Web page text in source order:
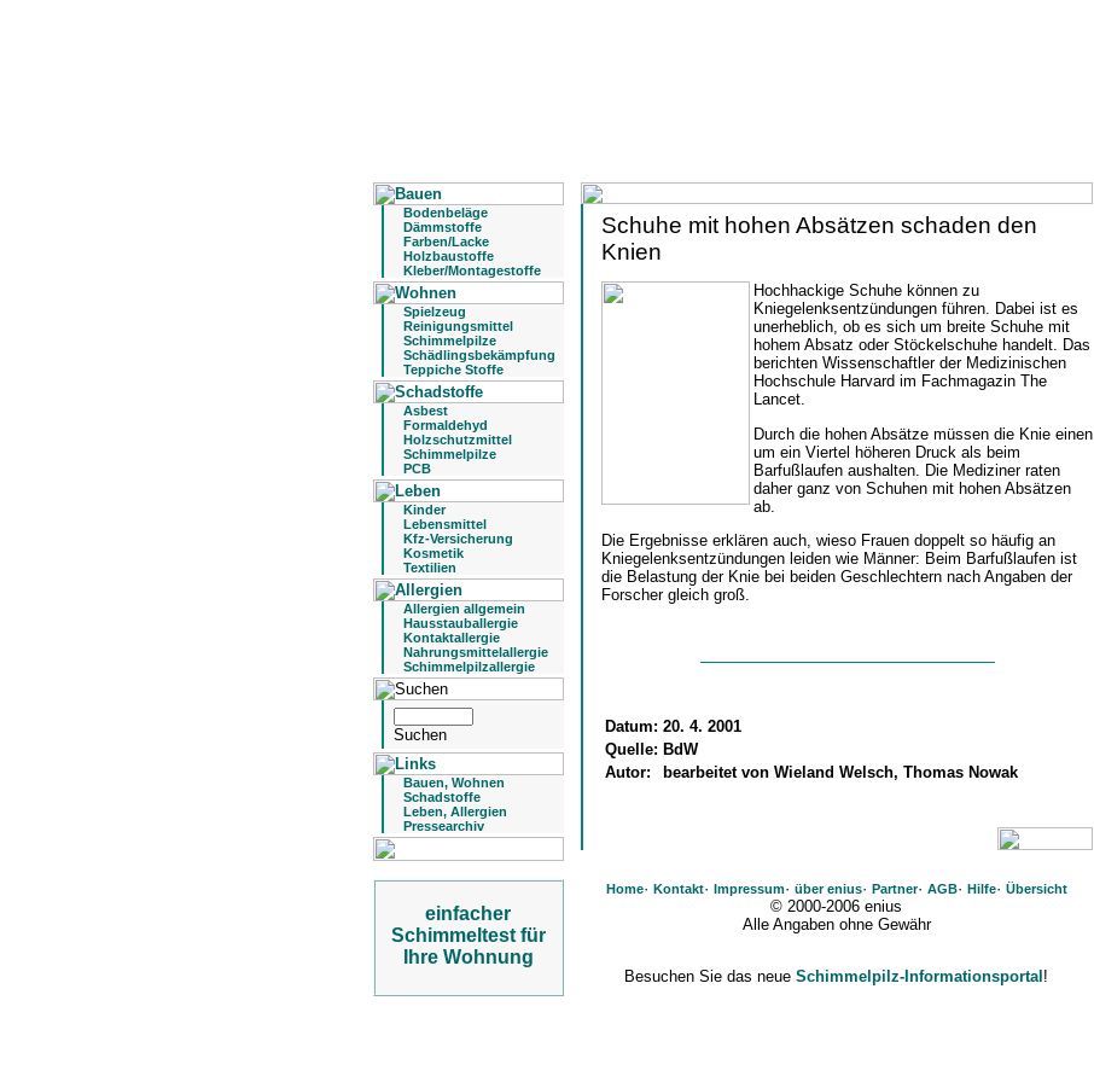
Bodenbeläge
Dämmstoffe
Farben/Lacke
Holzbaustoffe
Kleber/Montagestoffe
Spielzeug
Reinigungsmittel
Schimmelpilze
Schädlingsbekämpfung
Teppiche Stoffe
Asbest
Formaldehyd
Holzschutzmittel
Schimmelpilze
PCB
Kinder
Lebensmittel
Kfz-Versicherung
Kosmetik
Textilien
Allergien allgemein
Hausstauballergie
Kontaktallergie
Nahrungsmittelallergie
Schimmelpilzallergie
Bauen, Wohnen
Schadstoffe
Leben, Allergien
Pressearchiv
einfacher
Schimmeltest für
Ihre Wohnung
Schuhe mit hohen Absätzen schaden den
Knien
Hochhackige Schuhe können zu
Kniegelenksentzündungen führen. Dabei ist es
unerheblich, ob es sich um breite Schuhe mit
hohem Absatz oder Stöckelschuhe handelt. Das
berichten Wissenschaftler der Medizinischen
Hochschule Harvard im Fachmagazin The
Lancet.
Durch die hohen Absätze müssen die Knie einen
um ein Viertel höheren Druck als beim
Barfußlaufen aushalten. Die Mediziner raten
daher ganz von Schuhen mit hohen Absätzen
ab.
Die Ergebnisse erklären auch, wieso Frauen doppelt so häufig an
Kniegelenksentzündungen leiden wie Männer: Beim Barfußlaufen ist
die Belastung der Knie bei beiden Geschlechtern nach Angaben der
Forscher gleich groß.
Datum: 20. 4. 2001
Quelle: BdW
Autor:
bearbeitet von Wieland Welsch, Thomas Nowak
Home· Kontakt· Impressum· über enius· Partner· AGB· Hilfe· Übersicht
© 2000-2006 enius
Alle Angaben ohne Gewähr
Besuchen Sie das neue Schimmelpilz-Informationsportal !